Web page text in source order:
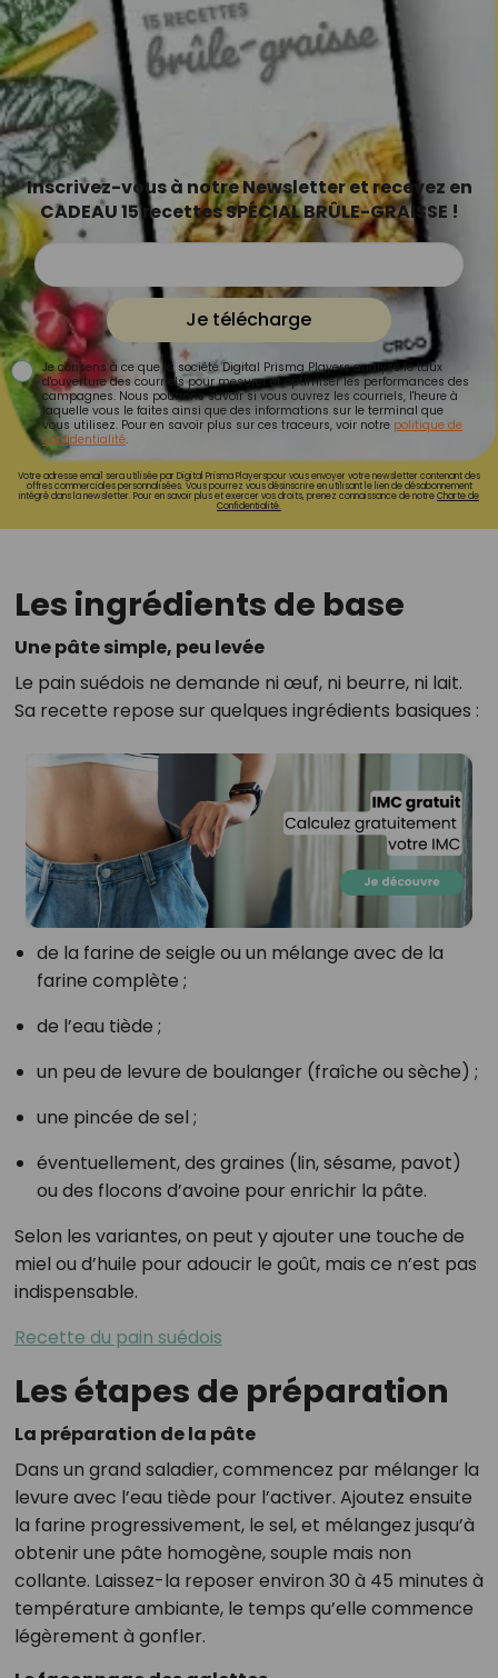
Inscrivez-vous à notre Newsletter et recevez en
CADEAU 15 recettes SPÉCIAL BRÛLE-GRAISSE !
Je télécharge
Je consens à ce que la société Digital Prisma Players analyse le taux
d'ouverture des courriels pour mesurer et optimiser les performances des
campagnes. Nous pourrons savoir si vous ouvrez les courriels, l'heure à
laquelle vous le faites ainsi que des informations sur le terminal que
vous utilisez. Pour en savoir plus sur ces traceurs, voir notre politique de
confidentialité.
Votre adresse email sera utilisée par Digital Prisma Playerspour vous envoyer votre newsletter contenant des
offres commerciales personnalisées. Vous pourrez vous désinscrire en utilisant le lien de désabonnement
intégré dans la newsletter. Pour en savoir plus et exercer vos droits, prenez connaissance de notreCharte de
Confidentialité.
Les ingrédients de base
Une pâte simple, peu levée
Le pain suédois ne demande ni œuf, ni beurre, ni lait.
Sa recette repose sur quelques ingrédients basiques :
de la farine de seigle ou un mélange avec de la
farine complète ;
de l’eau tiède ;
un peu de levure de boulanger (fraîche ou sèche) ;
une pincée de sel ;
éventuellement, des graines (lin, sésame, pavot)
ou des flocons d’avoine pour enrichir la pâte.
Selon les variantes, on peut y ajouter une touche de
miel ou d’huile pour adoucir le goût, mais ce n’est pas
indispensable.
Recette du pain suédois
Les étapes de préparation
La préparation de la pâte
Dans un grand saladier, commencez par mélanger la
levure avec l’eau tiède pour l’activer. Ajoutez ensuite
la farine progressivement, le sel, et mélangez jusqu’à
obtenir une pâte homogène, souple mais non
collante. Laissez-la reposer environ 30 à 45 minutes à
température ambiante, le temps qu’elle commence
légèrement à gonfler.